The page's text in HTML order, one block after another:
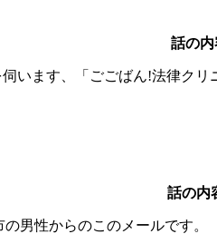
話の内
います、「ごごばん!法律ク
話の内
男性からのこのメールです。